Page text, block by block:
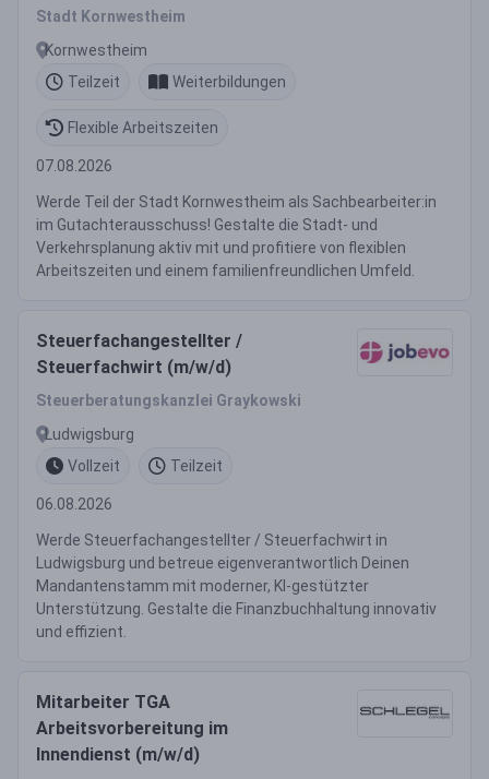
Stadt Kornwestheim
Kornwestheim
Teilzeit
Weiterbildungen
Flexible Arbeitszeiten
07.08.2026
Werde Teil der Stadt Kornwestheim als Sachbearbeiter:in
im Gutachterausschuss! Gestalte die Stadt- und
Verkehrsplanung aktiv mit und profitiere von flexiblen
Arbeitszeiten und einem familienfreundlichen Umfeld.
Steuerfachangestellter /
Steuerfachwirt (m/w/d)
Steuerberatungskanzlei Graykowski
Ludwigsburg
Vollzeit
Teilzeit
06.08.2026
Werde Steuerfachangestellter / Steuerfachwirt in
Ludwigsburg und betreue eigenverantwortlich Deinen
Mandantenstamm mit moderner, KI-gestützter
Unterstützung. Gestalte die Finanzbuchhaltung innovativ
und effizient.
Mitarbeiter TGA
Arbeitsvorbereitung im
Innendienst (m/w/d)